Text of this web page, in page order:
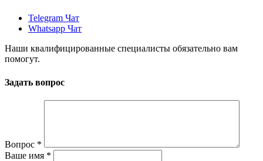
Telegram Чат
Whatsapp Чат
Наши квалифицированные специалисты обязательно вам
помогут.
Задать вопрос
Вопрос *
Ваше имя *